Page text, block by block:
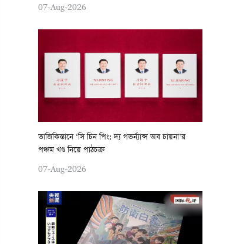
07-Aug-2026
তাজিকিস্তানে ‘সি চিন পিং: দ্য গভর্ন্যান্স অব চায়না’র
পঞ্চম খণ্ড নিয়ে পাঠচক্র
07-Aug-2026